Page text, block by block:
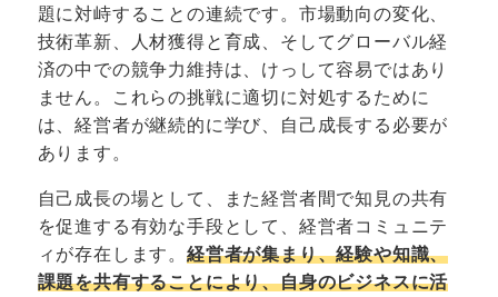
題に対峙することの連続です。市場動向の変化、
技術革新、人材獲得と育成、そしてグローバル経
済の中での競争力維持は、けっして容易ではあり
ません。これらの挑戦に適切に対処するために
は、経営者が継続的に学び、自己成長する必要が
あります。
自己成長の場として、また経営者間で知見の共有
を促進する有効な手段として、経営者コミュニテ
ィが存在します。 経営者が集まり、経験や知識、
課題を共有することにより、自身のビジネスに活